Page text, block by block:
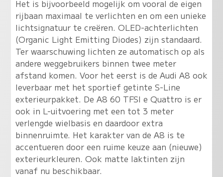
Het is bijvoorbeeld mogelijk om vooral de eigen
rijbaan maximaal te verlichten en om een unieke
lichtsignatuur te creëren. OLED-achterlichten
(Organic Light Emitting Diodes) zijn standaard.
Ter waarschuwing lichten ze automatisch op als
andere weggebruikers binnen twee meter
afstand komen. Voor het eerst is de Audi A8 ook
leverbaar met het sportief getinte S-Line
exterieurpakket. De A8 60 TFSI e Quattro is er
ook in L-uitvoering met een tot 3 meter
verlengde wielbasis en daardoor extra
binnenruimte. Het karakter van de A8 is te
accentueren door een ruime keuze aan (nieuwe)
exterieurkleuren. Ook matte laktinten zijn
vanaf nu beschikbaar.